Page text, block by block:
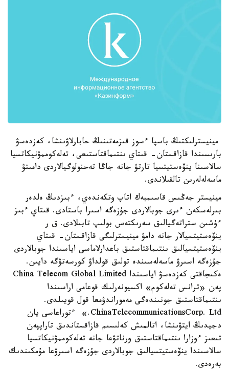
مينيسترلىكتىڭ باسپا ءسوز قىزمەتىنىڭ حابارلاۋىنشا، كەزدەسۋ
بارىسىندا قازاقستان- قىتاي ىنتىماقتاستىعى، تەلەكوممۋنيكاتسيا
سالاسىنا ينۆەستيتسيا تارتۋ جانە جاڭا تەحنولوگيالاردى دامىتۋ
ماسەلەلەرىن تالقىلاندى.
مينيستر جەڭىس قاسىمبەك اتاپ وتكەندەي، ءبىزدىڭ ەلدەر
بىرلەسكەن ءىرى جوبالاردى جۇزەگە اسىرا باستادى. قىتاي ءبىز
ءۇشىن ستراتەگيالىق سەرىكتەس بولىپ تابىلادى. ق ر
ينۆەستيتسيالار جانە دامۋ مينيسترلىگى قازاقستان- قىتاي
ينۆەستيتسيالىق ىنتىماقتاستىق باعدارلاماسى اياسىندا جوبالاردى
جۇزەگە اسىرۋ ماسەلەسىندە تولىق قولداۋ كورسەتۋگە دايىن.
ەكىجاقتى كەزدەسۋ اياسىندا China Telecom Global Limited
پەن «ترانس تەلەكوم» اكسيونەرلىك قوعامى اراسىندا
ىنتىماقتاستىق جونىندەگى مەموراندۋمعا قول قويىلدى.
ChinaTelecommunicationsCorp. Ltd.» ءتوراعاسى يان
دجيدىڭ ايتۋىنشا، اتالمىش كەلىسىم قازاقستاندىق تاراپپەن
تىعىز ءوزارا ىنتىماقتاستىق ورناتۋعا جانە تەلەكوممۋنيكاتسيا
سالاسىندا ينۆەستيتسيالىق جوبالاردى جۇزەگە اسىرۋعا مۇمكىندىك
بەرەدى.